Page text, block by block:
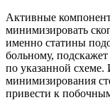
Активные
минимизировать
именно статины
больному,
по указанной схеме.
минимизирования
привести к